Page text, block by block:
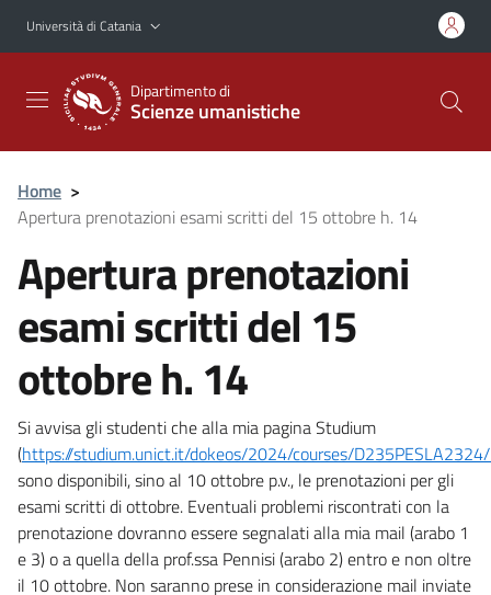
Vai al contenuto principale
Vai al menu di navigazione
Università di Catania
Dipartimento di
Scienze umanistiche
Home >
Apertura prenotazioni esami scritti del 15 ottobre h. 14
Apertura prenotazioni
esami scritti del 15
ottobre h. 14
Si avvisa gli studenti che alla mia pagina Studium
(https://studium.unict.it/dokeos/2024/courses/
sono disponibili, sino al 10 ottobre p.v., le prenotazioni per gli
esami scritti di ottobre. Eventuali problemi riscontrati con la
prenotazione dovranno essere segnalati alla mia mail (arabo 1
e 3) o a quella della prof.ssa Pennisi (arabo 2) entro e non oltre
il 10 ottobre. Non saranno prese in considerazione mail inviate